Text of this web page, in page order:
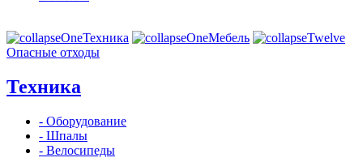
Техника
Мебель
Опасные отходы
Техника
- Оборудование
- Шпалы
- Велосипеды